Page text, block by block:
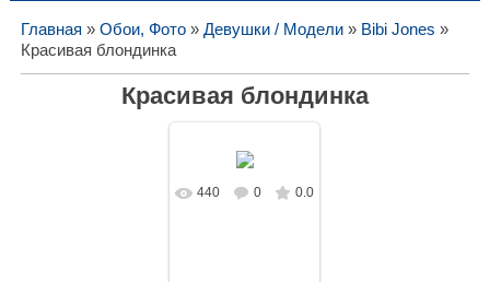
Главная » Обои, Фото» Девушки / Модели» Bibi Jones »
Красивая блондинка
Красивая блондинка
В реальном
440 0 0.0